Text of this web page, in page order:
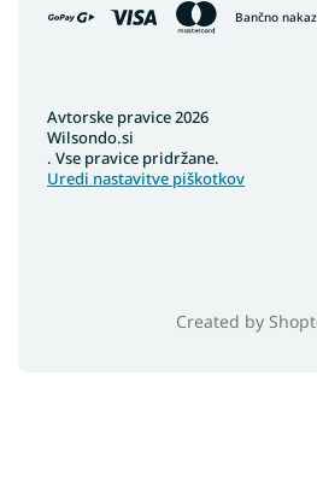
Bančno
Created by
Avtorske pravice 2026
Wilsondo.si
. Vse pravice pridržane.
Uredi nastavitve piškotkov